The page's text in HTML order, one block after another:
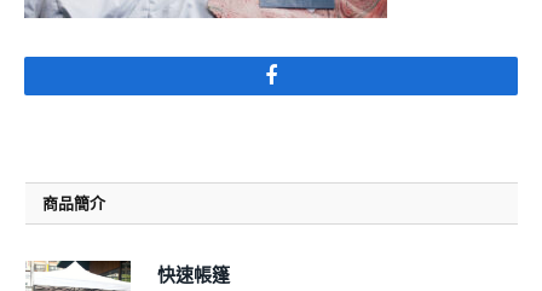
Facebook
商品簡介
快速帳篷